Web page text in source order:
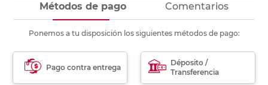
Métodos de pago Comentarios
Ponemos a tu disposición los siguientes métodos de pago:
Pago contra entrega
Déposito /
Transferencia